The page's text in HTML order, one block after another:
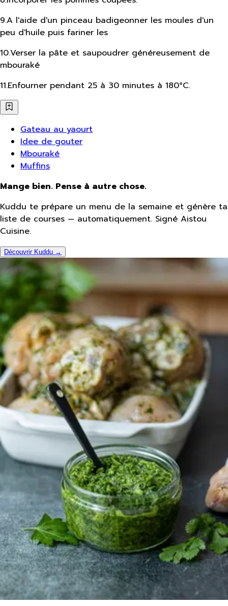
9.A l'aide d'un pinceau badigeonner les moules d'un
peu d'huile puis fariner les
10.Verser la pâte et saupoudrer généreusement de
mbouraké
11.Enfourner pendant 25 à 30 minutes à 180°C.
Gateau au yaourt
Idee de gouter
Mbouraké
Muffins
Mange bien. Pense à autre chose.
Kuddu te prépare un menu de la semaine et génère ta
liste de courses — automatiquement. Signé Aistou
Cuisine.
Découvrir Kuddu →